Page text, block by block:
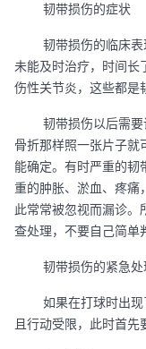
韧带损伤的症状
韧带损伤的临床
未能及时治疗，时间长
伤性关节炎，这些都是
韧带损伤以后需
骨折那样照一张片子就
能确定。有时严重的韧
重的肿胀、淤血、疼痛
此常常被忽视而漏诊。
查处理，不要自己简单
韧带损伤的紧急处
如果在打球时出
且行动受限，此时首先